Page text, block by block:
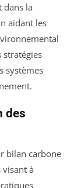
dans la
aidant les
systèmes
des
bilan carbone
à